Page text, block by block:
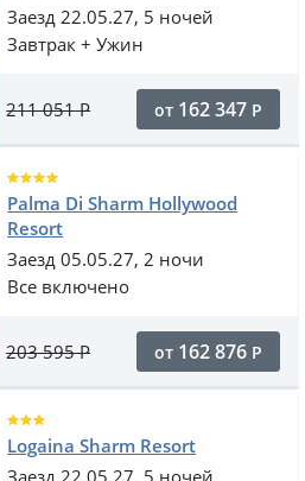
Заезд 22.05.27, 5 ночей
Завтрак + Ужин
211 051Р от 162 347 Р
Palma Di Sharm Hollywood
Resort
Заезд 05.05.27, 2 ночи
Все включено
203 595Р от 162 876 Р
Logaina Sharm Resort